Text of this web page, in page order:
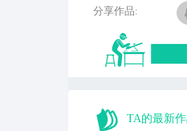
分享作品:
TA的最新